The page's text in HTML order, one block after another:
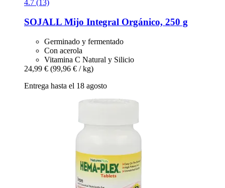
4.7 (13)
SOJALL Mijo Integral Orgánico, 250 g
Germinado y fermentado
Con acerola
Vitamina C Natural y Silicio
24,99 € (99,96 € / kg)
Entrega hasta el 18 agosto